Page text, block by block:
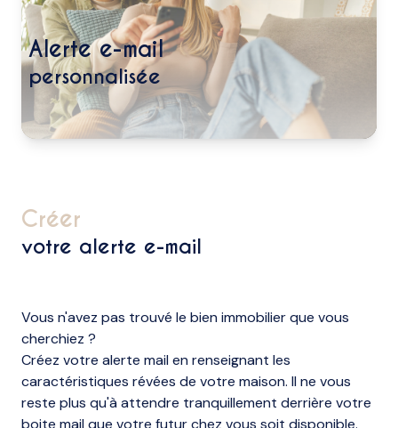
biens
vendus
nos
biens
loués
mail
l'agence
alerte e-mail
personnalisée
créer
votre alerte e-mail
Vous n'avez pas trouvé le bien immobilier que vous
cherchiez ?
Créez votre alerte mail en renseignant les
caractéristiques révées de votre maison. Il ne vous
reste plus qu'à attendre tranquillement derrière votre
boite mail que votre futur chez vous soit disponible.